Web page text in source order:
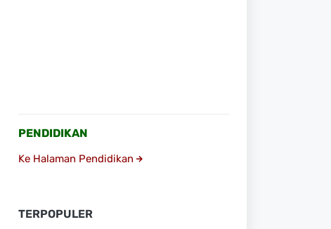
PENDIDIKAN
Ke Halaman Pendidikan
TERPOPULER